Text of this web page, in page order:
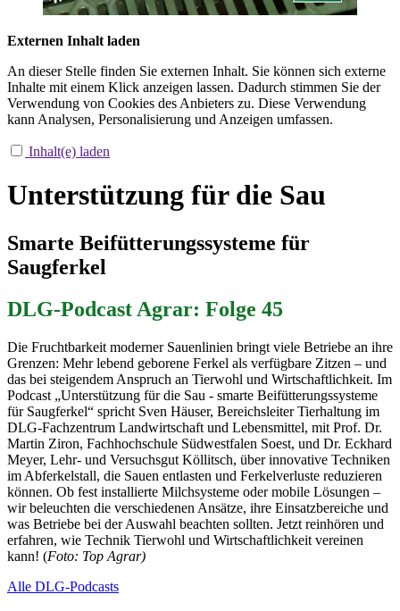
Externen Inhalt laden
An dieser Stelle finden Sie externen Inhalt. Sie können sich externe
Inhalte mit einem Klick anzeigen lassen. Dadurch stimmen Sie der
Verwendung von Cookies des Anbieters zu. Diese Verwendung
kann Analysen, Personalisierung und Anzeigen umfassen.
Inhalt(e) laden
Unterstützung für die Sau
Smarte Beifütterungssysteme für
Saugferkel
DLG-Podcast Agrar: Folge 45
Die Fruchtbarkeit moderner Sauenlinien bringt viele Betriebe an ihre
Grenzen: Mehr lebend geborene Ferkel als verfügbare Zitzen – und
das bei steigendem Anspruch an Tierwohl und Wirtschaftlichkeit. Im
Podcast „Unterstützung für die Sau - smarte Beifütterungssysteme
für Saugferkel“ spricht Sven Häuser, Bereichsleiter Tierhaltung im
DLG-Fachzentrum Landwirtschaft und Lebensmittel, mit Prof. Dr.
Martin Ziron, Fachhochschule Südwestfalen Soest, und Dr. Eckhard
Meyer, Lehr- und Versuchsgut Köllitsch, über innovative Techniken
im Abferkelstall, die Sauen entlasten und Ferkelverluste reduzieren
können. Ob fest installierte Milchsysteme oder mobile Lösungen –
wir beleuchten die verschiedenen Ansätze, ihre Einsatzbereiche und
was Betriebe bei der Auswahl beachten sollten. Jetzt reinhören und
erfahren, wie Technik Tierwohl und Wirtschaftlichkeit vereinen
kann! (Foto: Top Agrar)
Alle DLG-Podcasts